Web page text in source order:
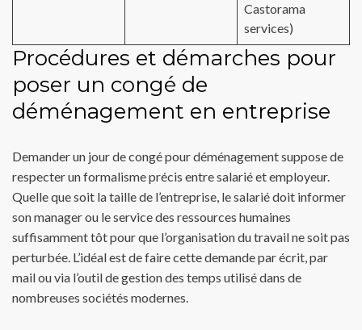
Castorama
services)
Procédures et démarches pour
poser un congé de
déménagement en entreprise
Demander un jour de congé pour déménagement suppose de
respecter un formalisme précis entre salarié et employeur.
Quelle que soit la taille de l’entreprise, le salarié doit informer
son manager ou le service des ressources humaines
suffisamment tôt pour que l’organisation du travail ne soit pas
perturbée. L’idéal est de faire cette demande par écrit, par
mail ou via l’outil de gestion des temps utilisé dans de
nombreuses sociétés modernes.